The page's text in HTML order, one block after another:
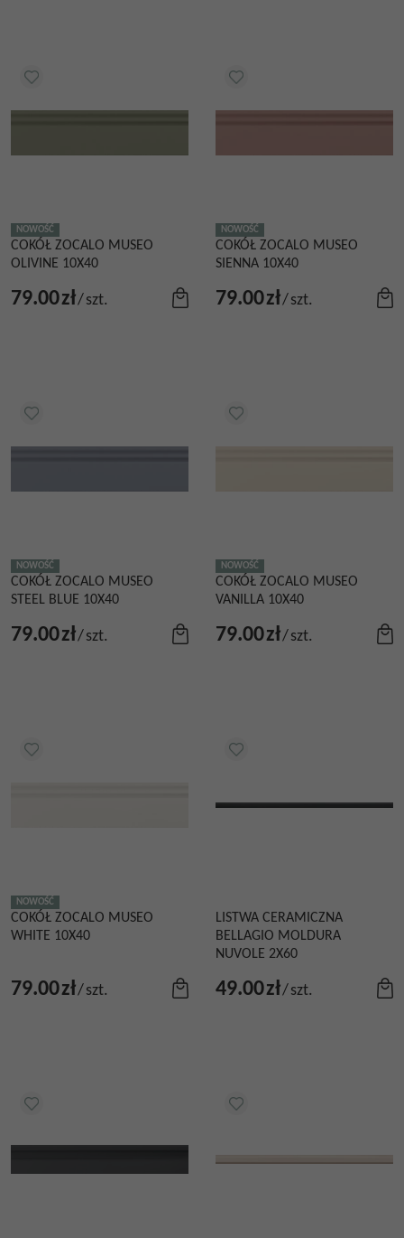
NOWOŚĆ
COKÓŁ ZOCALO MUSEO
OLIVINE 10X40
79.00zł/szt.
NOWOŚĆ
COKÓŁ ZOCALO MUSEO
SIENNA 10X40
79.00zł/szt.
NOWOŚĆ
COKÓŁ ZOCALO MUSEO
STEEL BLUE 10X40
79.00zł/szt.
NOWOŚĆ
COKÓŁ ZOCALO MUSEO
VANILLA 10X40
79.00zł/szt.
NOWOŚĆ
COKÓŁ ZOCALO MUSEO
WHITE 10X40
79.00zł/szt.
LISTWA CERAMICZNA
BELLAGIO MOLDURA
NUVOLE 2X60
49.00zł/szt.